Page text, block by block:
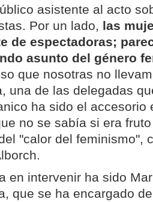
asistente al acto
Por un lado, las
de espectadoras;
asunto del género
que nosotras no
una de las delegadas
ha sido el accesorio
no se sabía si era
"calor del feminismo",
en intervenir ha sido
que se ha encargado